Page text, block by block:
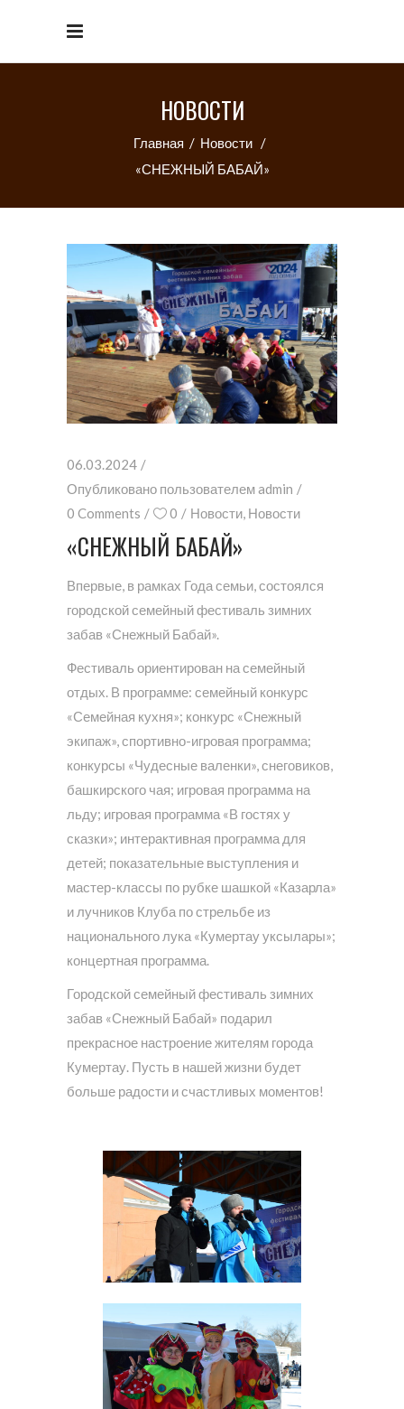
НОВОСТИ
Главная / Новости /
«СНЕЖНЫЙ БАБАЙ»
06.03.2024
Опубликовано пользователемadmin
0 Comments
0 Новости, Новости
«СНЕЖНЫЙ БАБАЙ»
Впервые, в рамках Года семьи, состоялся
городской семейный фестиваль зимних
забав «Снежный Бабай».
Фестиваль ориентирован на семейный
отдых. В программе: семейный конкурс
«Семейная кухня»; конкурс «Снежный
экипаж», спортивно-игровая программа;
конкурсы «Чудесные валенки», снеговиков,
башкирского чая; игровая программа на
льду; игровая программа «В гостях у
сказки»; интерактивная программа для
детей; показательные выступления и
мастер-классы по рубке шашкой «Казарла»
и лучников Клуба по стрельбе из
национального лука «Кумертау уксылары»;
концертная программа.
Городской семейный фестиваль зимних
забав «Снежный Бабай» подарил
прекрасное настроение жителям города
Кумертау. Пусть в нашей жизни будет
больше радости и счастливых моментов!